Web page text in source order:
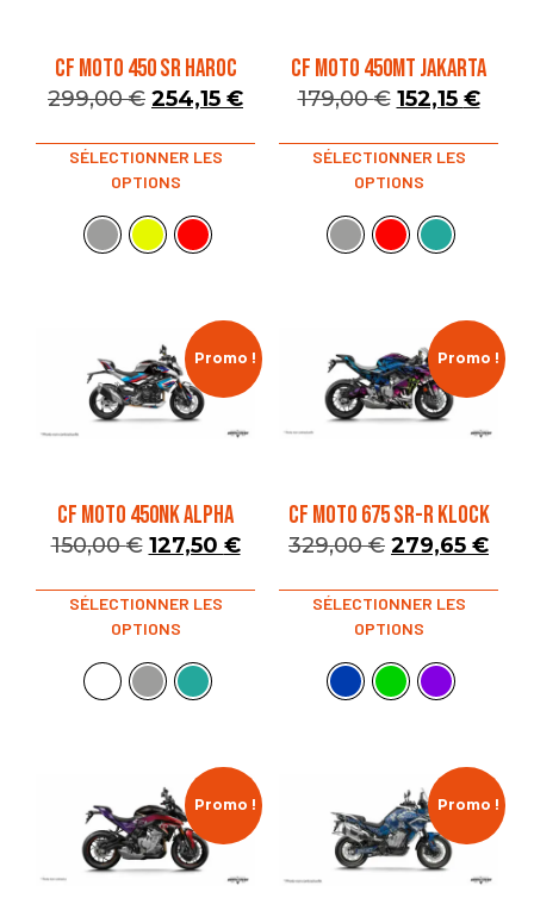
CF MOTO 450 SR HAROC
299,00€ 254,15 €
SÉLECTIONNER LES
OPTIONS
CF MOTO 450MT JAKARTA
179,00€ 152,15 €
SÉLECTIONNER LES
OPTIONS
Promo !
CF MOTO 450NK ALPHA
150,00€ 127,50 €
SÉLECTIONNER LES
OPTIONS
Promo !
CF MOTO 675 SR-R KLOCK
329,00€ 279,65 €
SÉLECTIONNER LES
OPTIONS
Promo ! Promo !